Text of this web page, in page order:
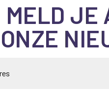
MELD JE
ONZE